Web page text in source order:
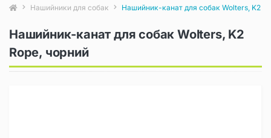
Нашийники для собак Нашийник-канат для собак Wolters, K2
Нашийник-канат для собак Wolters, K2
Rope, чорний